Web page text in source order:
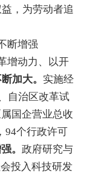
，为劳动者追
断增强
增动力、以开
加大。 实施经
自治区改革试
属国企营业总收
94个行政许可
。 政府研究与
投入科技研发